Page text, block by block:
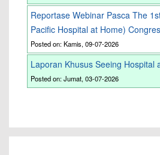
Reportase Webinar Pasca The
Pacific Hospital at Home)
Posted on: Kamis, 09-07-2026
Laporan Khusus Seeing Hospital
Posted on: Jumat, 03-07-2026